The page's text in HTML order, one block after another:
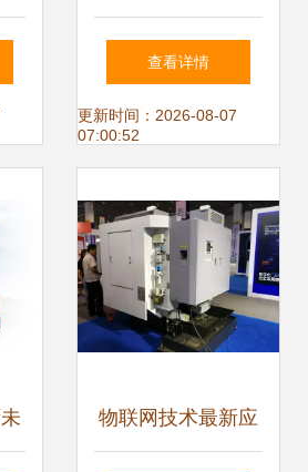
新江苏 苏州吴中区
全力迈向全球具身
地，以物联网技术
研发为核心路径
查看详情
更新时间：2026-08-07
07:00:52
物联网技术最新应